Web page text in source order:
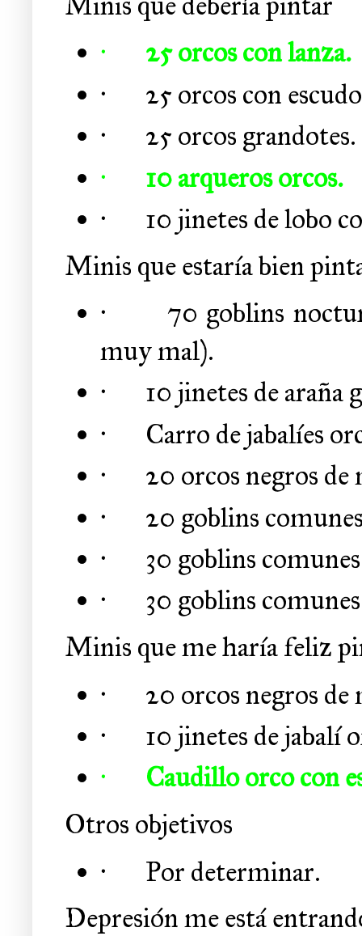
·
25 orcos con lanza.
·
25 orcos con
·
25 orcos grandotes.
·
10 arqueros orcos.
·
10 jinetes de lobo
Minis que estaría bien
·
70 goblins
muy mal).
·
10 jinetes de araña
·
Carro de jabalíes
·
20 orcos negros de
·
20 goblins
·
30 goblins
·
30 goblins
Minis que me haría feliz
·
20 orcos negros de
·
10 jinetes de jabalí
·
Caudillo orco con
Otros objetivos
·
Por determinar.
Depresión me está